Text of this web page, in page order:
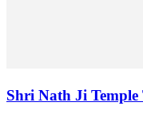
Shri Nath Ji